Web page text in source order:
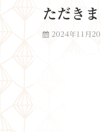
ただきま
2024年11月20